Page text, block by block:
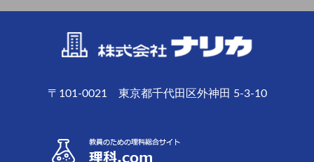
〒101-0021 東京都千代田区外神田 5-3-10